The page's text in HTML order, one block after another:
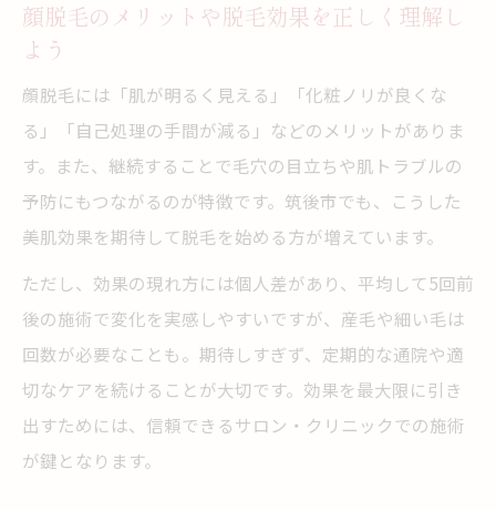
顔脱毛の脱毛効果と美肌の関係を詳しく解
脱毛で叶える理想の美肌と顔脱毛の通院目
安
顔脱毛で脱毛を受ける回数や期間の目安と
は
美肌を目指す方必見の顔脱毛効果アップ術
脱毛後の顔脱毛で実感できる肌変化や口コ
ミ
顔脱毛のメリットや脱毛効果を正しく理解し
よう
顔脱毛には「肌が明るく見える」「化粧ノリが良くな
る」「自己処理の手間が減る」などのメリットがありま
す。また、継続することで毛穴の目立ちや肌トラブルの
予防にもつながるのが特徴です。筑後市でも、こうした
美肌効果を期待して脱毛を始める方が増えています。
ただし、効果の現れ方には個人差があり、平均して5回前
後の施術で変化を実感しやすいですが、産毛や細い毛は
回数が必要なことも。期待しすぎず、定期的な通院や適
切なケアを続けることが大切です。効果を最大限に引き
出すためには、信頼できるサロン・クリニックでの施術
が鍵となります。